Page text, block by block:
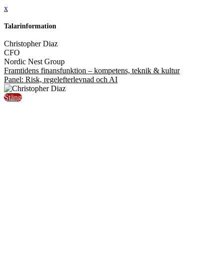
x
Talarinformation
Christopher Diaz
CFO
Nordic Nest Group
Framtidens finansfunktion – kompetens, teknik & kultur
Panel: Risk, regelefterlevnad och AI
Stäng